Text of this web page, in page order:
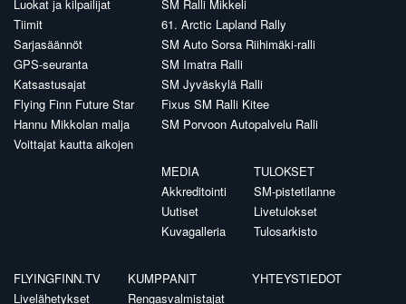
Luokat ja kilpailijat
Tiimit
Sarjasäännöt
GPS-seuranta
Katsastusajat
Flying Finn Future Star
Hannu Mikkolan malja
Voittajat kautta aikojen
SM Ralli Mikkeli
61. Arctic Lapland Rally
SM Auto Sorsa Riihimäki-ralli
SM Imatra Ralli
SM Jyväskylä Ralli
Fixus SM Ralli Kitee
SM Porvoon Autopalvelu Ralli
MEDIA
Akkreditointi
Uutiset
Kuvagalleria
TULOKSET
SM-pistetilanne
Livetulokset
Tulosarkisto
FLYINGFINN.TV
Livelähetykset
KUMPPANIT
Rengasvalmistajat
YHTEYSTIEDOT